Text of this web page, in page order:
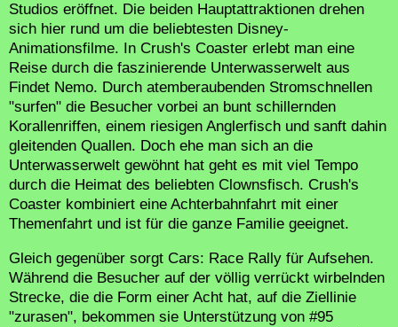
Studios eröffnet. Die beiden Hauptattraktionen drehen
sich hier rund um die beliebtesten Disney-
Animationsfilme. In Crush's Coaster erlebt man eine
Reise durch die faszinierende Unterwasserwelt aus
Findet Nemo. Durch atemberaubenden Stromschnellen
"surfen" die Besucher vorbei an bunt schillernden
Korallenriffen, einem riesigen Anglerfisch und sanft dahin
gleitenden Quallen. Doch ehe man sich an die
Unterwasserwelt gewöhnt hat geht es mit viel Tempo
durch die Heimat des beliebten Clownsfisch. Crush's
Coaster kombiniert eine Achterbahnfahrt mit einer
Themenfahrt und ist für die ganze Familie geeignet.
Gleich gegenüber sorgt Cars: Race Rally für Aufsehen.
Während die Besucher auf der völlig verrückt wirbelnden
Strecke, die die Form einer Acht hat, auf die Ziellinie
"zurasen", bekommen sie Unterstützung von #95